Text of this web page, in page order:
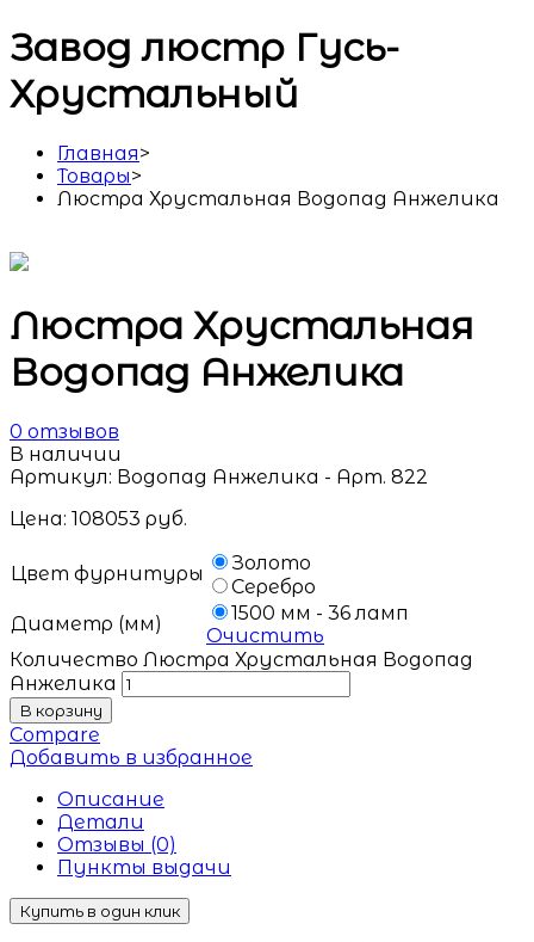
Завод люстр Гусь-
Хрустальный
Главная>
Товары>
Люстра Хрустальная Водопад Анжелика
Люстра Хрустальная
Водопад Анжелика
0 отзывов
В наличии
Артикул: Водопад Анжелика - Арт. 822
Цена: 108053 руб.
Цвет фурнитуры
Золото
Серебро
Диаметр (мм)
1500 мм - 36 ламп
Очистить
Количество Люстра Хрустальная Водопад
Анжелика
В корзину
Compare
Добавить в избранное
Описание
Детали
Отзывы (0)
Пункты выдачи
Купить в один клик